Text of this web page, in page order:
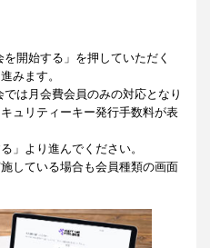
開始する」を押していただく
みます。
は月会費会員のみの対応となり
ュリティーキー発行手数料が表
」より進んでください。
している場合も会員種類の画面